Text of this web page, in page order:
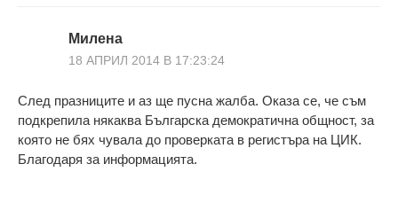
Милена
18 АПРИЛ 2014 В 17:23:24
След празниците и аз ще пусна жалба. Оказа се, че съм
подкрепила някаква Българска демократична общност, за
която не бях чувала до проверката в регистъра на ЦИК.
Благодаря за информацията.